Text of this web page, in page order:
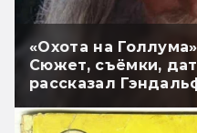
«Охота на
Сюжет, съёмки,
рассказал